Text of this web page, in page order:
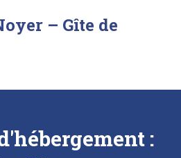
– Gîte de
: